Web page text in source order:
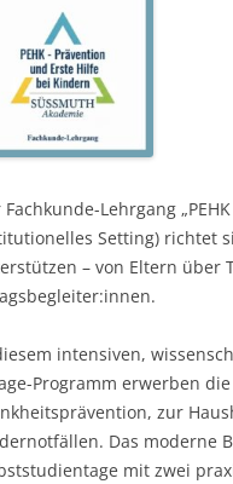
Fachkunde-Lehrgang
Setting) richtet
– von Eltern über
intensiven,
Programm erwerben
zur
Das moderne
mit zwei